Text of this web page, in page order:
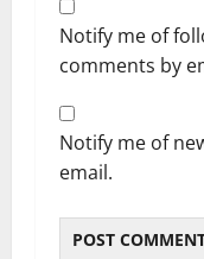
Notify me of
comments by
Notify me of
email.